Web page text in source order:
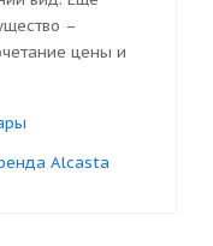
–
цены и
Alcasta